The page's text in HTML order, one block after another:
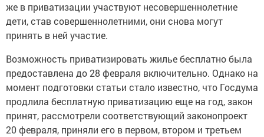
же в приватизации участвуют несовершеннолетние
дети, став совершеннолетними, они снова могут
принять в ней участие.
Возможность приватизировать жилье бесплатно была
предоставлена до 28 февраля включительно. Однако на
момент подготовки статьи стало известно, что Госдума
продлила бесплатную приватизацию еще на год, закон
принят, рассмотрели соответствующий законопроект
20 февраля, приняли его в первом, втором и третьем